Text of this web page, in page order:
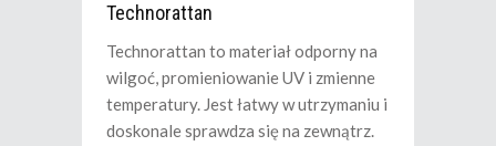
Technorattan
Technorattan to materiał odporny na
wilgoć, promieniowanie UV i zmienne
temperatury. Jest łatwy w utrzymaniu i
doskonale sprawdza się na zewnątrz.